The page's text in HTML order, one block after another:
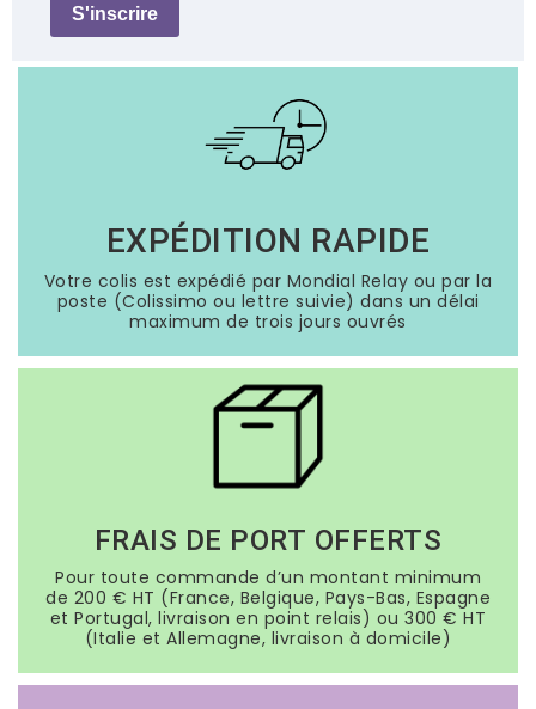
S'inscrire
EXPÉDITION RAPIDE
Votre colis est expédié par Mondial Relay ou par la
poste (Colissimo ou lettre suivie) dans un délai
maximum de trois jours ouvrés
FRAIS DE PORT OFFERTS
Pour toute commande d’un montant minimum
de 200 € HT (France, Belgique, Pays-Bas, Espagne
et Portugal, livraison en point relais) ou 300 € HT
(Italie et Allemagne, livraison à domicile)